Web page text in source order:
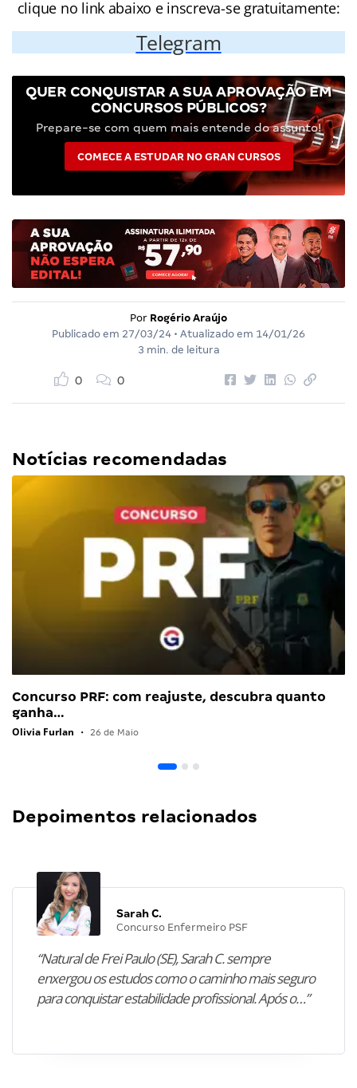
clique no link abaixo e inscreva-se gratuitamente:
Telegram
QUER CONQUISTAR A SUA APROVAÇÃO EM
CONCURSOS PÚBLICOS?
Prepare-se com quem mais entende do assunto!
COMECE A ESTUDAR NO GRAN CURSOS
Por Rogério Araújo
Publicado em 27/03/24 • Atualizado em 14/01/26
3 min. de leitura
0 0
Notícias recomendadas
Concurso PRF: com reajuste, descubra quanto
ganha…
Olivia Furlan • 26 de Maio
Depoimentos relacionados
Sarah C.
Concurso Enfermeiro PSF
“Natural de Frei Paulo (SE), Sarah C. sempre
enxergou os estudos como o caminho mais seguro
para conquistar estabilidade profissional. Após o…”